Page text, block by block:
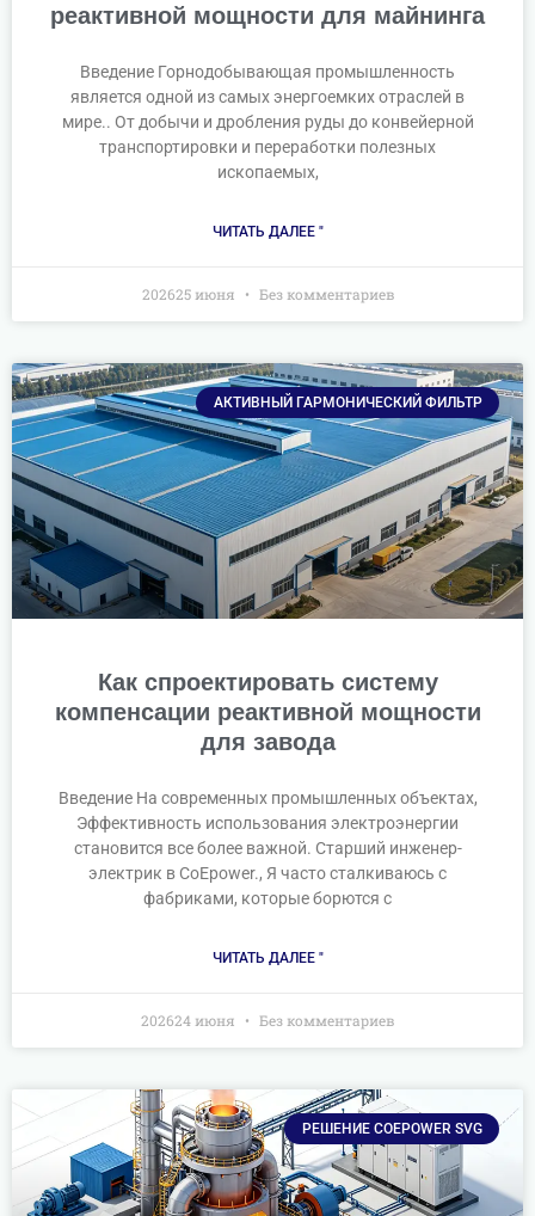
реактивной мощности для майнинга
Введение Горнодобывающая промышленность
является одной из самых энергоемких отраслей в
мире.. От добычи и дробления руды до конвейерной
транспортировки и переработки полезных
ископаемых,
ЧИТАТЬ ДАЛЕЕ "
202625 июня Без комментариев
АКТИВНЫЙ ГАРМОНИЧЕСКИЙ ФИЛЬТР
Как спроектировать систему
компенсации реактивной мощности
для завода
Введение На современных промышленных объектах,
Эффективность использования электроэнергии
становится все более важной. Старший инженер-
электрик в CoEpower., Я часто сталкиваюсь с
фабриками, которые борются с
ЧИТАТЬ ДАЛЕЕ "
202624 июня Без комментариев
РЕШЕНИЕ COEPOWER SVG